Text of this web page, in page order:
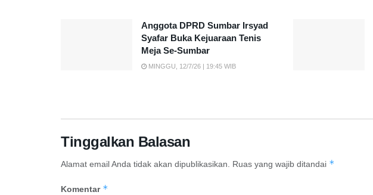
Anggota DPRD Sumbar Irsyad
Syafar Buka Kejuaraan Tenis
Meja Se-Sumbar
MINGGU, 12/7/26 | 19:45 WIB
Tinggalkan Balasan
Alamat email Anda tidak akan dipublikasikan. Ruas yang wajib ditandai *
Komentar *